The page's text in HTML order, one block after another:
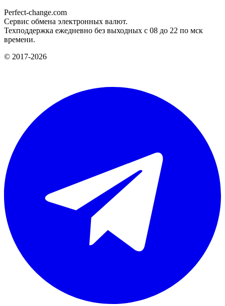
Perfect-change.com
Сервис обмена электронных валют.
Техподдержка ежедневно без выходных с 08 до 22 по мск
времени.
© 2017-2026